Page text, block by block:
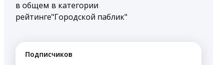
в общем
рейтинге
в категории
"Городской паблик"
Подписчиков